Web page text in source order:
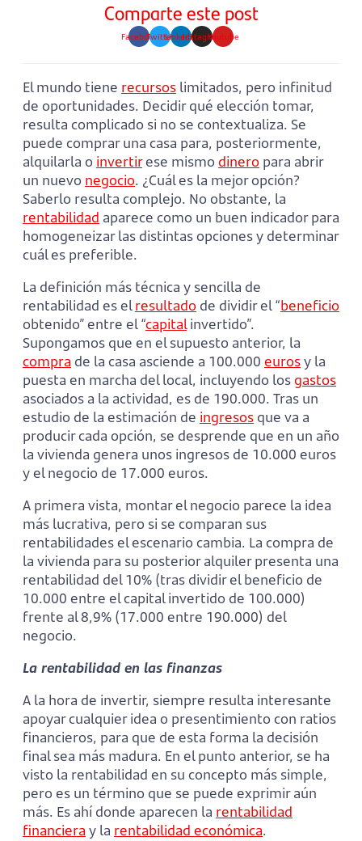
Comparte este post
FacebookTwitterLinkedinInstagramYoutube
El mundo tiene recursos limitados, pero infinitud
de oportunidades. Decidir qué elección tomar,
resulta complicado si no se contextualiza. Se
puede comprar una casa para, posteriormente,
alquilarla o invertirese mismo dinero para abrir
un nuevo negocio. ¿Cuál es la mejor opción?
Saberlo resulta complejo. No obstante, la
rentabilidad aparece como un buen indicador para
homogeneizar las distintas opciones y determinar
cuál es preferible.
La definición más técnica y sencilla de
rentabilidad es elresultado de dividir el “beneficio
obtenido” entre el “capitalinvertido”.
Supongamos que en el supuesto anterior, la
compra de la casa asciende a 100.000 eurosy la
puesta en marcha del local, incluyendo los gastos
asociados a la actividad, es de 190.000. Tras un
estudio de la estimación de ingresos que va a
producir cada opción, se desprende que en un año
la vivienda genera unos ingresos de 10.000 euros
y el negocio de 17.000 euros.
A primera vista, montar el negocio parece la idea
más lucrativa, pero si se comparan sus
rentabilidades el escenario cambia. La compra de
la vivienda para su posterior alquiler presenta una
rentabilidad del 10% (tras dividir el beneficio de
10.000 entre el capital invertido de 100.000)
frente al 8,9% (17.000 entre 190.000) del
negocio.
La rentabilidad en las finanzas
A la hora de invertir, siempre resulta interesante
apoyar cualquier idea o presentimiento con ratios
financieros, para que de esta forma la decisión
final sea más madura. En el punto anterior, se ha
visto la rentabilidad en su concepto más simple,
pero es un término que se puede exprimir aún
más. Es ahí donde aparecen la rentabilidad
financiera y la rentabilidad económica.